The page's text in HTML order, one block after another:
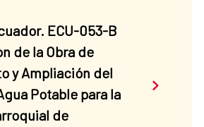
ECU-053-B
de la Obra de
y Ampliación del
Potable para la
de
Saber